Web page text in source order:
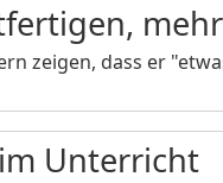
zeigen, dass er
Unterricht